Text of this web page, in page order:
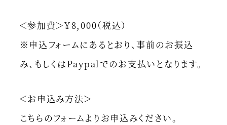
＜参加費＞￥8,000（税込）
※申込フォームにあるとおり、事前のお振込
み、もしくはPaypalでのお支払いとなります。
＜お申込み方法＞
こちらのフォームよりお申込みください。